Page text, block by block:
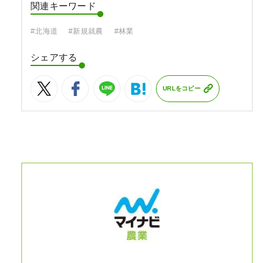
関連キーワード
#北海道 #新規就農 #林業
シェアする
URLをコピー